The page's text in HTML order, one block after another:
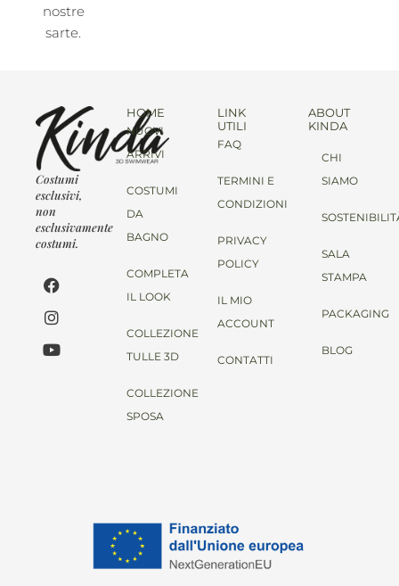
nostre
sarte.
Costumi
esclusivi,
non
esclusivamente
costumi.
HOME
NUOVI
ARRIVI
COSTUMI
DA
BAGNO
COMPLETA
IL LOOK
COLLEZIONE
TULLE 3D
COLLEZIONE
SPOSA
LINK
UTILI
FAQ
TERMINI E
CONDIZIONI
PRIVACY
POLICY
IL MIO
ACCOUNT
CONTATTI
ABOUT
KINDA
CHI
SIAMO
SALA
STAMPA
PACKAGING
BLOG